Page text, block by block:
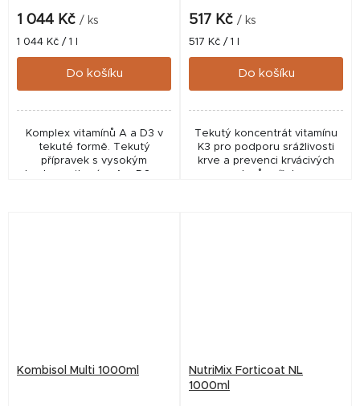
1 044 Kč / ks
Měrná
cena:
1 044 Kč / 1 l
Do košíku
Komplex vitamínů A a D3 v
tekuté formě. Tekutý
přípravek s vysokým
obsahem vitamínu A a D3 pro
517 Kč / ks
Měrná
cena:
517 Kč / 1 l
Do košíku
Tekutý koncentrát vitamínu
K3 pro podporu srážlivosti
krve a prevenci krvácivých
stavů zvířat.
Kombisol Multi 1000ml
NutriMix Forticoat NL
1000ml